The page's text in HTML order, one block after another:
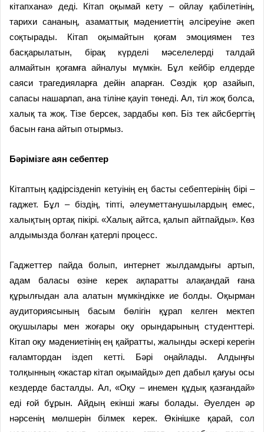
кітапхана» деді. Кітап оқымай кету – ойлау қабілетінің,
тарихи сананың, азаматтық мәдениеттің әлсіреуіне әкеп
соқтырады. Кітап оқымайтын қоғам эмоциямен тез
басқарылатын, бірақ күрделі мәселелерді талдай
алмайтын қоғамға айналуы мүмкін. Бұл кейбір елдерде
саяси трагедияларға дейін апарған. Сөздік қор азайып,
сапасы нашарлап, ана тіліне қауіп төнеді. Ал, тіл жоқ болса,
халық та жоқ. Тізе берсек, зардабы көп. Біз тек айсбергтің
басын ғана айтып отырмыз.
Бәрімізге аян себептер
Кітаптың қадірсізденіп кетуінің ең басты себептерінің бірі –
гаджет. Бұл – біздің, тіпті, әлеуметтанушылардың емес,
халықтың ортақ пікірі. «Халық айтса, қалып айтпайды». Көз
алдымызда болған қатерлі процесс.
Гаджеттер пайда болып, интернет жылдамдығы артып,
адам баласы өзіне керек ақпаратты алақандай ғана
құрылғыдан ала алатын мүмкіндікке ие болды. Оқырман
аудиториясының басым бөлігін құрап келген мектеп
оқушылары мен жоғары оқу орындарының студенттері.
Кітап оқу мәдениетінің ең қайратты, жалынды әскері керегін
ғаламтордан іздеп кетті. Бәрі оңайлады. Алдыңғы
толқынның «жастар кітап оқымайды» деп дабыл қағуы осы
кездерде басталды. Ал, «Оқу – инемен құдық қазғандай»
еді ғой бұрын. Айдың екінші жағы болады. Әуелден әр
нәрсенің мөлшерін білмек керек. Өкінішке қарай, сол